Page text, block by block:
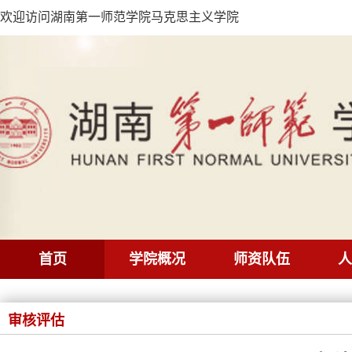
欢迎访问湖南第一师范学院马克思主义学院
首页 学院概况 师资队伍
审核评估